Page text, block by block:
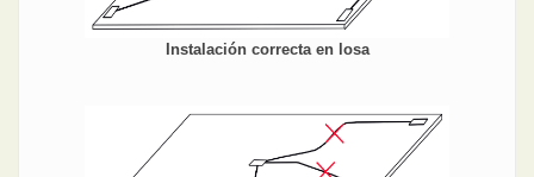
Instalación correcta en losa